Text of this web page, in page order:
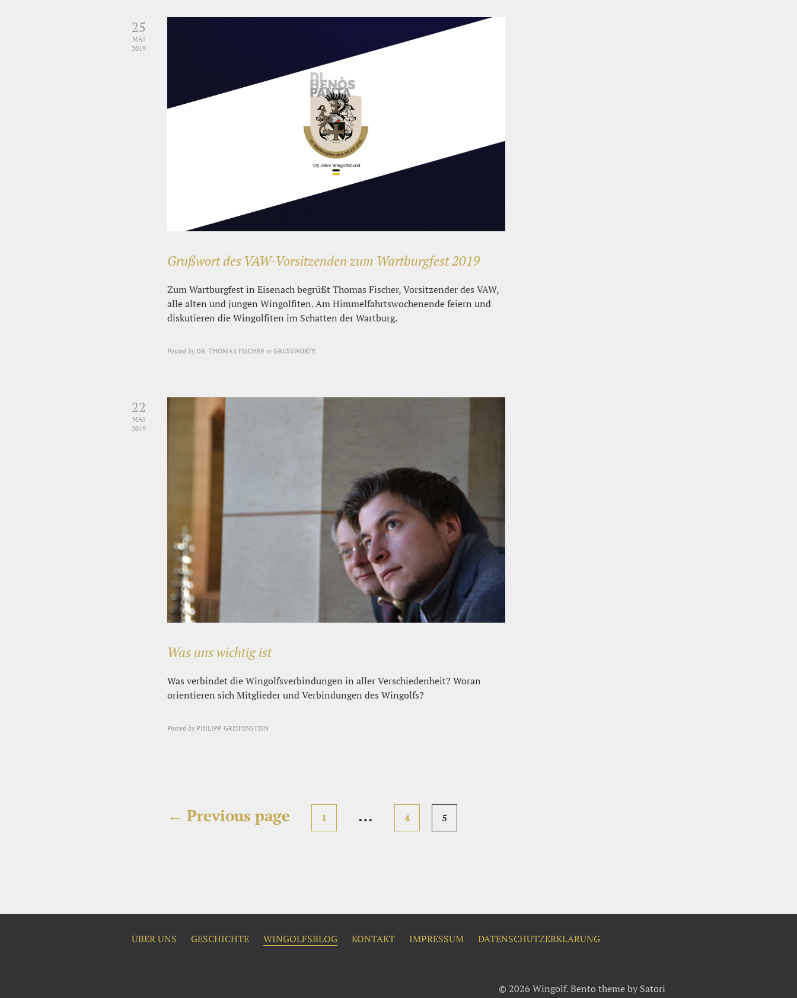
25
MAI
2019
Grußwort des VAW-Vorsitzenden zum Wartburgfest 2019
Zum Wartburgfest in Eisenach begrüßt Thomas Fischer, Vorsitzender des VAW,
alle alten und jungen Wingolfiten. Am Himmelfahrtswochenende feiern und
diskutieren die Wingolfiten im Schatten der Wartburg.
Posted by DR. THOMAS FISCHER in GRUSSWORTE
22
MAI
2019
Was uns wichtig ist
Was verbindet die Wingolfsverbindungen in aller Verschiedenheit? Woran
orientieren sich Mitglieder und Verbindungen des Wingolfs?
Posted by PHILIPP GREIFENSTEIN
Beitragsnavigation
← Previous page 1 … 4 5
ÜBER UNS GESCHICHTE WINGOLFSBLOG KONTAKT IMPRESSUM DATENSCHUTZERKLÄRUNG
© 2026 Wingolf. Bento theme by Satori